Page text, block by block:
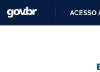
Skip to main content
ACESSO